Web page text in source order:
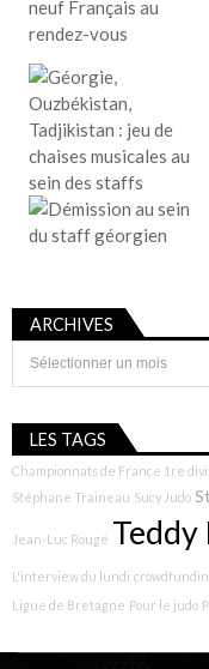
ARCHIVES
Archives
LES TAGS
Championnats de France 1re
Stéphane Traineau Sucy Judo
Jean-Luc Rougé Teddy
L'interview du lundi
Ligue de Bretagne Pour le judo